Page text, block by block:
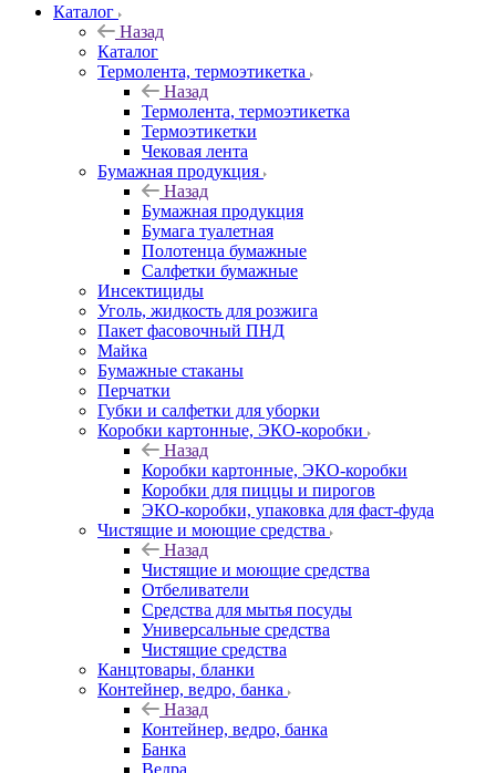
Каталог
Назад
Каталог
Термолента, термоэтикетка
Назад
Термолента, термоэтикетка
Термоэтикетки
Чековая лента
Бумажная продукция
Назад
Бумажная продукция
Бумага туалетная
Полотенца бумажные
Салфетки бумажные
Инсектициды
Уголь, жидкость для розжига
Пакет фасовочный ПНД
Майка
Бумажные стаканы
Перчатки
Губки и салфетки для уборки
Коробки картонные, ЭКО-коробки
Назад
Коробки картонные, ЭКО-коробки
Коробки для пиццы и пирогов
ЭКО-коробки, упаковка для фаст-фуда
Чистящие и моющие средства
Назад
Чистящие и моющие средства
Отбеливатели
Средства для мытья посуды
Универсальные средства
Чистящие средства
Канцтовары, бланки
Контейнер, ведро, банка
Назад
Контейнер, ведро, банка
Банка
Ведра